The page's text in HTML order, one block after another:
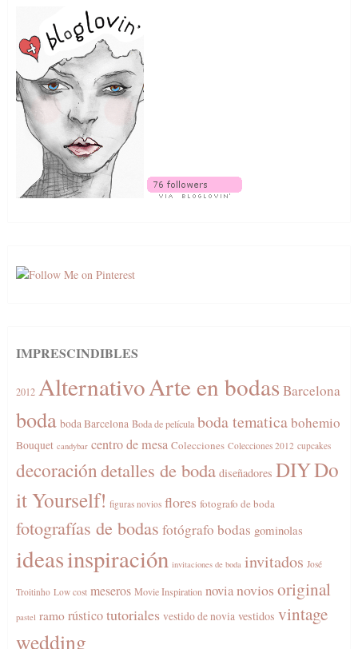
IMPRESCINDIBLES
2012 AlternativoArte en bodas Barcelona
boda boda Barcelona Boda de película boda tematicabohemio
Bouquet candybar centro de mesa Colecciones Colecciones 2012 cupcakes
decoracióndetalles de boda diseñadores DIYDo
it Yourself! figuras novios flores fotografo de boda
fotografías de bodas fotógrafo bodas gominolas
ideasinspiración invitaciones de boda invitados José
Troitinho Low cost meseros Movie Inspiration novianovios original
pastel ramo rústicotutoriales vestido de novia vestidos vintage
wedding